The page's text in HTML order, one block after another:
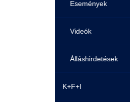
Események
Videók
Álláshirdetések
K+F+I